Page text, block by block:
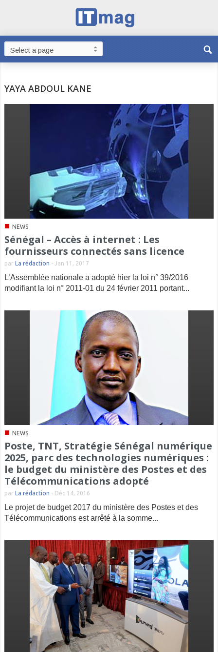
YAYA ABDOUL KANE
■ NEWS
Sénégal – Accès à internet : Les
fournisseurs connectés sans licence
par La rédaction - Jan 11, 2017
L’Assemblée nationale a adopté hier la loi n° 39/2016
modifiant la loi n° 2011-01 du 24 février 2011 portant...
■ NEWS
Poste, TNT, Stratégie Sénégal numérique
2025, parc des technologies numériques :
le budget du ministère des Postes et des
Télécommunications adopté
par La rédaction - Déc 14, 2016
Le projet de budget 2017 du ministère des Postes et des
Télécommunications est arrêté à la somme...